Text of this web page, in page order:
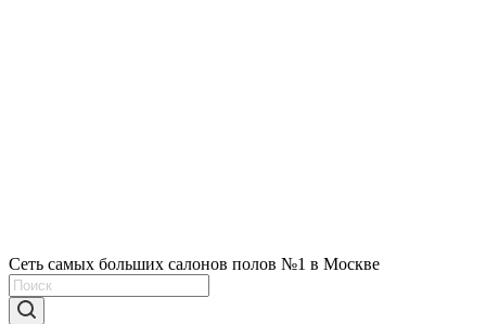
Сеть самых больших салонов полов №1 в Москве